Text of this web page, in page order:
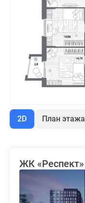
2D План этажа
ЖК «Респект»